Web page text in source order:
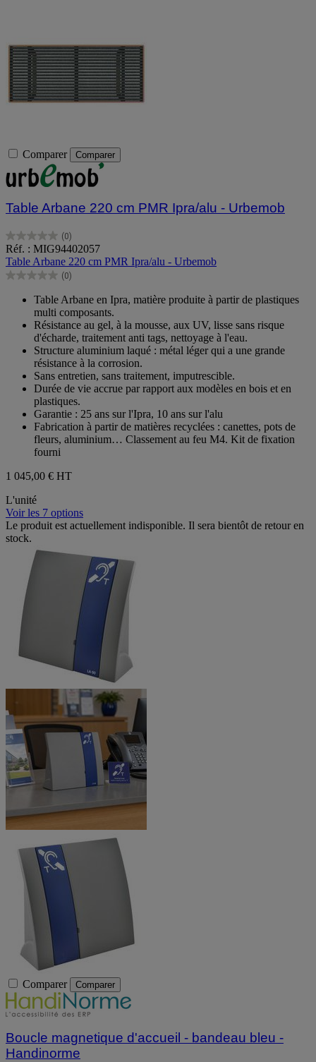
Comparer Comparer
Table Arbane 220 cm PMR Ipra/alu - Urbemob
(0)
0.0
sur
5
étoiles.
Réf. : MIG94402057
Table Arbane 220 cm PMR Ipra/alu - Urbemob
(0)
0.0
étoiles.
Table Arbane en Ipra, matière produite à partir de plastiques
multi composants.
Résistance au gel, à la mousse, aux UV, lisse sans risque
d'écharde, traitement anti tags, nettoyage à l'eau.
Structure aluminium laqué : métal léger qui a une grande
résistance à la corrosion.
Sans entretien, sans traitement, imputrescible.
Durée de vie accrue par rapport aux modèles en bois et en
plastiques.
Garantie : 25 ans sur l'Ipra, 10 ans sur l'alu
Fabrication à partir de matières recyclées : canettes, pots de
fleurs, aluminium… Classement au feu M4. Kit de fixation
fourni
1 045,00 € HT
L'unité
Voir les 7 options
Le produit est actuellement indisponible. Il sera bientôt de retour en
stock.
Comparer Comparer
Boucle magnetique d'accueil - bandeau bleu -
Handinorme